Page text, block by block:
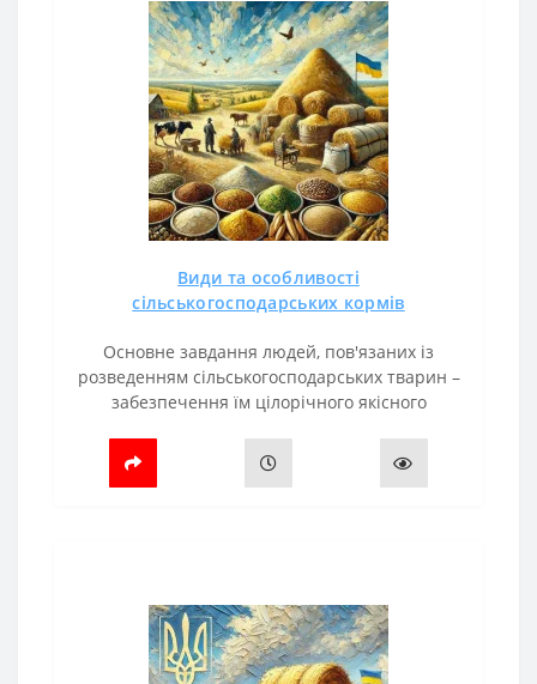
Види та особливості
сільськогосподарських кормів
Основне завдання людей, пов'язаних із
розведенням сільськогосподарських тварин –
забезпечення їм цілорічного якісного
отримати віддачу: птахи добре ростимуть і н..